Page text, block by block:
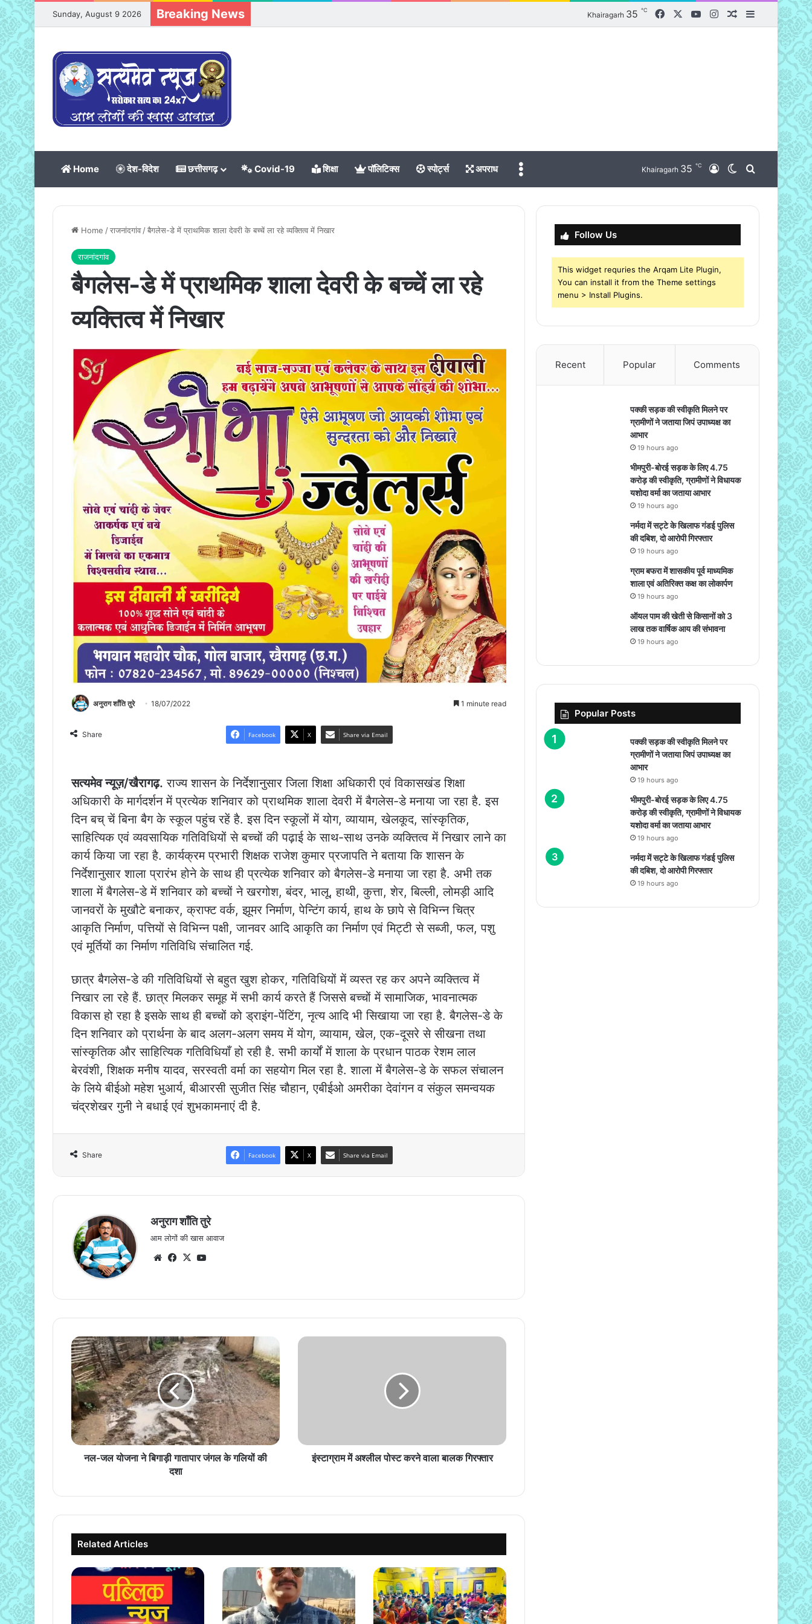
Sunday, August 9 2026 Breaking News Khairagarh 35 ℃ FacebookYouTubeInstagramRandom Article
Sidebar
Home देश-विदेश छत्तीसगढ़ Covid-19 शिक्षा पॉलिटिक्स स्पोर्ट्स अपराध Khairagarh 35 ℃ Log InSwitch skin
Search for
Home /राजनांदगांव /बैगलेस-डे में प्राथमिक शाला देवरी के बच्चें ला रहे व्यक्तित्व में निखार
राजनांदगांव
बैगलेस-डे में प्राथमिक शाला देवरी के बच्चें ला रहे
व्यक्तित्व में निखार
अनुराग शाँति तुरे 18/07/2022 1 minute read
Share Facebook X Share via Email
सत्यमेव न्यूज़/खैरागढ़. राज्य शासन के निर्देशानुसार जिला शिक्षा अधिकारी एवं विकासखंड शिक्षा
अधिकारी के मार्गदर्शन में प्रत्येक शनिवार को प्राथमिक शाला देवरी में बैगलेस-डे मनाया जा रहा है. इस
दिन बच् चें बिना बैग के स्कूल पहुंच रहें है. इस दिन स्कूलों में योग, व्यायाम, खेलकूद, सांस्कृतिक,
साहित्यिक एवं व्यवसायिक गतिविधियों से बच्चों की पढ़ाई के साथ-साथ उनके व्यक्तित्व में निखार लाने का
कार्य किया जा रहा है. कार्यक्रम प्रभारी शिक्षक राजेश कुमार प्रजापति ने बताया कि शासन के
निर्देशानुसार शाला प्रारंभ होने के साथ ही प्रत्येक शनिवार को बैगलेस-डे मनाया जा रहा है. अभी तक
शाला में बैगलेस-डे में शनिवार को बच्चों ने खरगोश, बंदर, भालू, हाथी, कुत्ता, शेर, बिल्ली, लोमड़ी आदि
जानवरों के मुखौटे बनाकर, क्राफ्ट वर्क, झूमर निर्माण, पेन्टिंग कार्य, हाथ के छापे से विभिन्न चित्र
आकृति निर्माण, पत्तियों से विभिन्न पक्षी, जानवर आदि आकृति का निर्माण एवं मिट्टी से सब्जी, फल, पशु
एवं मूर्तियों का निर्माण गतिविधि संचालित गई.
छात्र बैगलेस-डे की गतिविधियों से बहुत खुश होकर, गतिविधियों में व्यस्त रह कर अपने व्यक्तित्व में
निखार ला रहे हैं. छात्र मिलकर समूह में सभी कार्य करते हैं जिससे बच्चों में सामाजिक, भावनात्मक
विकास हो रहा है इसके साथ ही बच्चों को ड्राइंग-पेंटिंग, नृत्य आदि भी सिखाया जा रहा है. बैगलेस-डे के
दिन शनिवार को प्रार्थना के बाद अलग-अलग समय में योग, व्यायाम, खेल, एक-दूसरे से सीखना तथा
सांस्कृतिक और साहित्यिक गतिविधियाँ हो रही है. सभी कार्यों में शाला के प्रधान पाठक रेशम लाल
बेरवंशी, शिक्षक मनीष यादव, सरस्वती वर्मा का सहयोग मिल रहा है. शाला में बैगलेस-डे के सफल संचालन
के लिये बीईओ महेश भुआर्य, बीआरसी सुजीत सिंह चौहान, एबीईओ अमरीका देवांगन व संकुल समन्वयक
चंद्रशेखर गुनी ने बधाई एवं शुभकामनाएं दी है.
Share Facebook X Share via Email
अनुराग शाँति तुरे
आम लोगों की खास आवाज
WebsiteFacebook
X
नल-
जल
योजना
ने
बिगाड़ी
गातापार
जंगल
के
गलियों
नल-जल योजना ने बिगाड़ी गातापार जंगल के गलियों की
दशा
इंस्टाग्राम
इंस्टाग्राम में अश्लील पोस्ट करने वाला बालक गिरफ्तार
Related Articles
Follow Us
This widget requries the Arqam Lite Plugin,
You can install it from the Theme settings
menu > Install Plugins.
Recent Popular Comments
पक्की सड़क की स्वीकृति मिलने पर
ग्रामीणों ने जताया जिपं उपाध्यक्ष का
आभार
19 hours ago
भीमपुरी-बोरई सड़क के लिए 4.75
करोड़ की स्वीकृति, ग्रामीणों ने विधायक
यशोदा वर्मा का जताया आभार
19 hours ago
नर्मदा में सट्टे के खिलाफ गंडई पुलिस
की दबिश, दो आरोपी गिरफ्तार
19 hours ago
ग्राम बफरा में शासकीय पूर्व माध्यमिक
शाला एवं अतिरिक्त कक्ष का लोकार्पण
19 hours ago
ऑयल पाम की खेती से किसानों को 3
लाख तक वार्षिक आय की संभावना
19 hours ago
Popular Posts
पक्की सड़क की स्वीकृति मिलने पर
ग्रामीणों ने जताया जिपं उपाध्यक्ष का
आभार
19 hours ago
भीमपुरी-बोरई सड़क के लिए 4.75
करोड़ की स्वीकृति, ग्रामीणों ने विधायक
यशोदा वर्मा का जताया आभार
19 hours ago
नर्मदा में सट्टे के खिलाफ गंडई पुलिस
की दबिश, दो आरोपी गिरफ्तार
19 hours ago